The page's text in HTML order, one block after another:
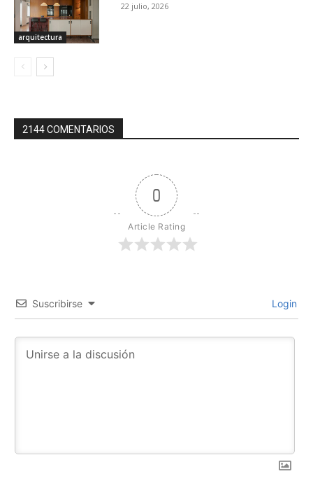
arquitectura
22 julio, 2026
2144 COMENTARIOS
0
Article Rating
Suscribirse Login